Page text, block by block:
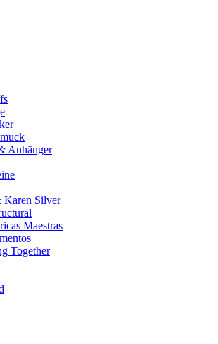
Anhänger
Karen Silver
Maestras
Together